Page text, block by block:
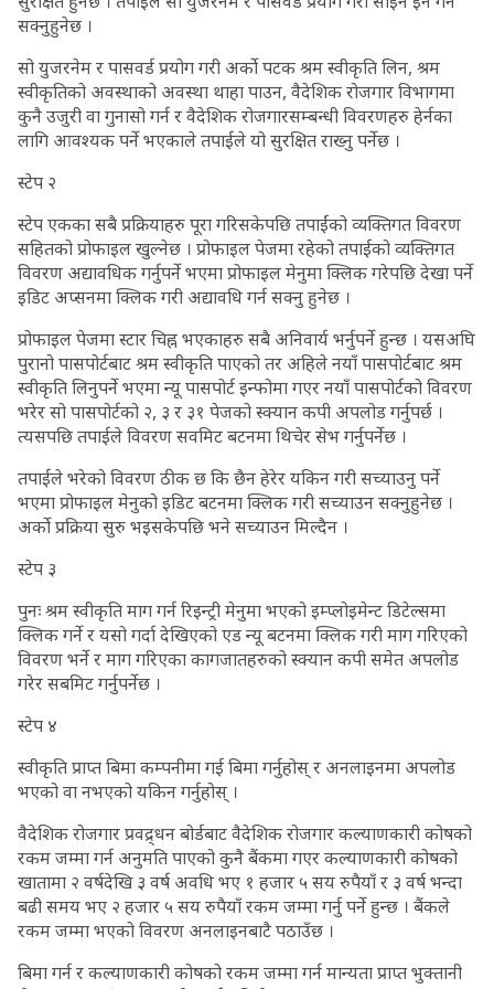
सक्नुहुनेछ ।
सो युजरनेम र पासवर्ड प्रयोग गरी अर्को पटक श्रम स्वीकृति लिन, श्रम
स्वीकृतिको अवस्थाको अवस्था थाहा पाउन, वैदेशिक रोजगार विभागमा
कुनै उजुरी वा गुनासो गर्न र वैदेशिक रोजगारसम्बन्धी विवरणहरु हेर्नका
लागि आवश्यक पर्ने भएकाले तपाईले यो सुरक्षित राख्नु पर्नेछ ।
स्टेप २
स्टेप एकका सबै प्रक्रियाहरु पूरा गरिसकेपछि तपाईंको व्यक्तिगत विवरण
सहितको प्रोफाइल खुल्नेछ । प्रोफाइल पेजमा रहेको तपाईको व्यक्तिगत
विवरण अद्यावधिक गर्नुपर्ने भएमा प्रोफाइल मेनुमा क्लिक गरेपछि देखा पर्ने
इडिट अप्सनमा क्लिक गरी अद्यावधि गर्न सक्नु हुनेछ ।
प्रोफाइल पेजमा स्टार चिह्न भएकाहरु सबै अनिवार्य भर्नुपर्ने हुन्छ । यसअघि
पुरानो पासपोर्टबाट श्रम स्वीकृति पाएको तर अहिले नयाँ पासपोर्टबाट श्रम
स्वीकृति लिनुपर्ने भएमा न्यू पासपोर्ट इन्फोमा गएर नयाँ पासपोर्टको विवरण
भरेर सो पासपोर्टको २, ३ र ३१ पेजको स्क्यान कपी अपलोड गर्नुपर्छ ।
त्यसपछि तपाईले विवरण सवमिट बटनमा थिचेर सेभ गर्नुपर्नेछ ।
तपाईले भरेको विवरण ठीक छ कि छैन हेरेर यकिन गरी सच्याउनु पर्ने
भएमा प्रोफाइल मेनुको इडिट बटनमा क्लिक गरी सच्याउन सक्नुहुनेछ ।
अर्को प्रक्रिया सुरु भइसकेपछि भने सच्याउन मिल्दैन ।
स्टेप ३
पुनः श्रम स्वीकृति माग गर्न रिइन्ट्री मेनुमा भएको इम्प्लोइमेन्ट डिटेल्समा
क्लिक गर्ने र यसो गर्दा देखिएको एड न्यू बटनमा क्लिक गरी माग गरिएको
विवरण भर्ने र माग गरिएका कागजातहरुको स्क्यान कपी समेत अपलोड
गरेर सबमिट गर्नुपर्नेछ ।
स्टेप ४
स्वीकृति प्राप्त बिमा कम्पनीमा गई बिमा गर्नुहोस् र अनलाइनमा अपलोड
भएको वा नभएको यकिन गर्नुहोस् ।
वैदेशिक रोजगार प्रवद्र्धन बोर्डबाट वैदेशिक रोजगार कल्याणकारी कोषको
रकम जम्मा गर्न अनुमति पाएको कुनै बैंकमा गएर कल्याणकारी कोषको
खातामा २ वर्षदेखि ३ वर्ष अवधि भए १ हजार ५ सय रुपैयाँ र ३ वर्ष भन्दा
बढी समय भए २ हजार ५ सय रुपैयाँ रकम जम्मा गर्नु पर्ने हुन्छ । बैंकले
रकम जम्मा भएको विवरण अनलाइनबाटै पठाउँछ ।
बिमा गर्न र कल्याणकारी कोषको रकम जम्मा गर्न मान्यता प्राप्त भुक्तानी